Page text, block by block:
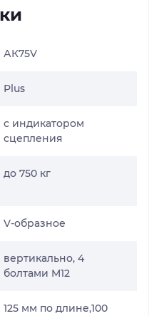
АК75V
Plus
с индикатором
сцепления
до 750 кг
V-образное
вертикально, 4
болтами M12
125 мм по длине,100